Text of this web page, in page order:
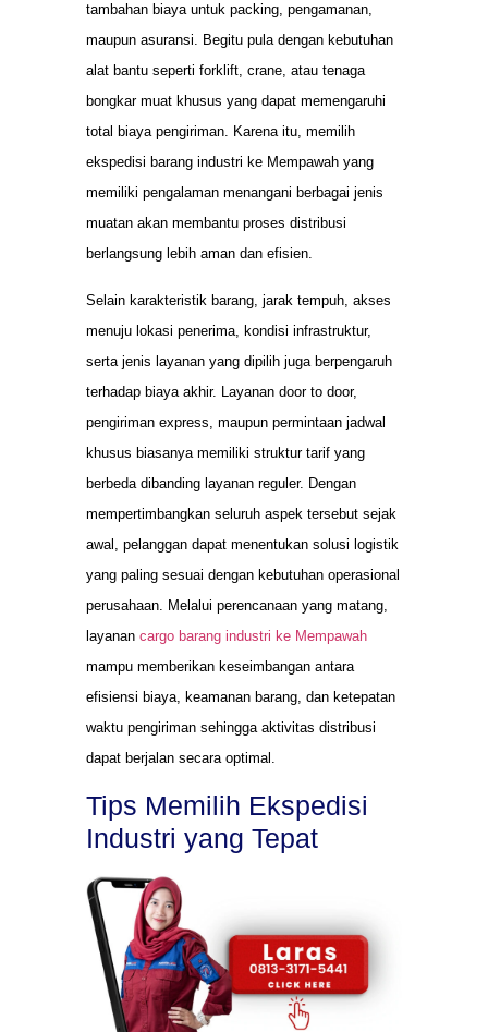
tambahan biaya untuk packing, pengamanan,
maupun asuransi. Begitu pula dengan kebutuhan
alat bantu seperti forklift, crane, atau tenaga
bongkar muat khusus yang dapat memengaruhi
total biaya pengiriman. Karena itu, memilih
ekspedisi barang industri ke Mempawah yang
memiliki pengalaman menangani berbagai jenis
muatan akan membantu proses distribusi
berlangsung lebih aman dan efisien.
Selain karakteristik barang, jarak tempuh, akses
menuju lokasi penerima, kondisi infrastruktur,
serta jenis layanan yang dipilih juga berpengaruh
terhadap biaya akhir. Layanan door to door,
pengiriman express, maupun permintaan jadwal
khusus biasanya memiliki struktur tarif yang
berbeda dibanding layanan reguler. Dengan
mempertimbangkan seluruh aspek tersebut sejak
awal, pelanggan dapat menentukan solusi logistik
yang paling sesuai dengan kebutuhan operasional
perusahaan. Melalui perencanaan yang matang,
layanan cargo barang industri ke Mempawah
mampu memberikan keseimbangan antara
efisiensi biaya, keamanan barang, dan ketepatan
waktu pengiriman sehingga aktivitas distribusi
dapat berjalan secara optimal.
Tips Memilih Ekspedisi
Industri yang Tepat